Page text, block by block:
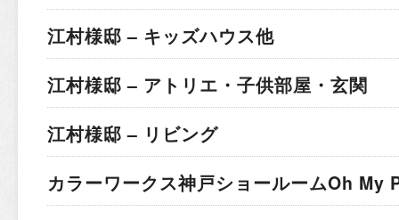
江村様邸 – キッズハウス他
江村様邸 – アトリエ・子供部屋・玄関
江村様邸 – リビング
カラーワークス神戸ショールームOh My